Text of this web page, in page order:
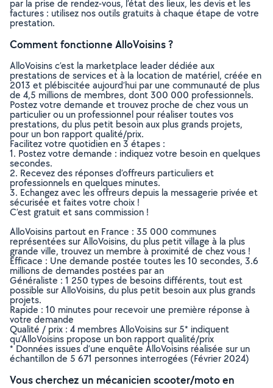
par la prise de rendez-vous, l’état des lieux, les devis et les
factures : utilisez nos outils gratuits à chaque étape de votre
prestation.
Comment fonctionne AlloVoisins ?
AlloVoisins c’est la marketplace leader dédiée aux
prestations de services et à la location de matériel, créée en
2013 et plébiscitée aujourd’hui par une communauté de plus
de 4,5 millions de membres, dont 300 000 professionnels.
Postez votre demande et trouvez proche de chez vous un
particulier ou un professionnel pour réaliser toutes vos
prestations, du plus petit besoin aux plus grands projets,
pour un bon rapport qualité/prix.
Facilitez votre quotidien en 3 étapes :
1. Postez votre demande : indiquez votre besoin en quelques
secondes.
2. Recevez des réponses d’offreurs particuliers et
professionnels en quelques minutes.
3. Echangez avec les offreurs depuis la messagerie privée et
sécurisée et faites votre choix !
C’est gratuit et sans commission !
AlloVoisins partout en France : 35 000 communes
représentées sur AlloVoisins, du plus petit village à la plus
grande ville, trouvez un membre à proximité de chez vous !
Efficace : Une demande postée toutes les 10 secondes, 3.6
millions de demandes postées par an
Généraliste : 1 250 types de besoins différents, tout est
possible sur AlloVoisins, du plus petit besoin aux plus grands
projets.
Rapide : 10 minutes pour recevoir une première réponse à
votre demande
Qualité / prix : 4 membres AlloVoisins sur 5* indiquent
qu’AlloVoisins propose un bon rapport qualité/prix
* Données issues d’une enquête AlloVoisins réalisée sur un
échantillon de 5 671 personnes interrogées (Février 2024)
Vous cherchez un mécanicien scooter/moto en